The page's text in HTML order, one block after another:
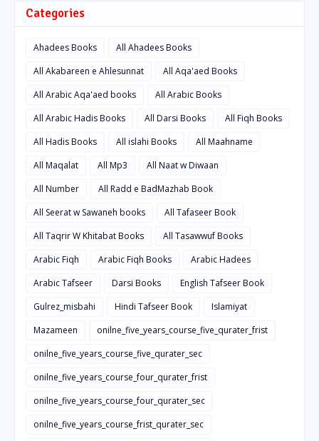
Categories
Ahadees Books
All Ahadees Books
All Akabareen e Ahlesunnat
All Aqa'aed Books
All Arabic Aqa'aed books
All Arabic Books
All Arabic Hadis Books
All Darsi Books
All Fiqh Books
All Hadis Books
All islahi Books
All Maahname
All Maqalat
All Mp3
All Naat w Diwaan
All Number
All Radd e BadMazhab Book
All Seerat w Sawaneh books
All Tafaseer Book
All Taqrir W Khitabat Books
All Tasawwuf Books
Arabic Fiqh
Arabic Fiqh Books
Arabic Hadees
Arabic Tafseer
Darsi Books
English Tafseer Book
Gulrez_misbahi
Hindi Tafseer Book
Islamiyat
Mazameen
onilne_five_years_course_five_qurater_frist
onilne_five_years_course_five_qurater_sec
onilne_five_years_course_four_qurater_frist
onilne_five_years_course_four_qurater_sec
onilne_five_years_course_frist_qurater_sec